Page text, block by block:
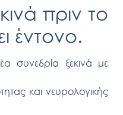
πριν το
έντονο.
συνεδρία ξεκινά με
και νευρολογικής